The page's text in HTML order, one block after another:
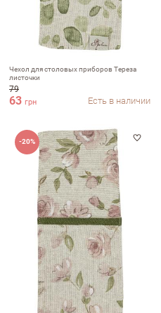
Чехол для столовых приборов Тереза
листочки
79
63 грн Есть в наличии
-20%